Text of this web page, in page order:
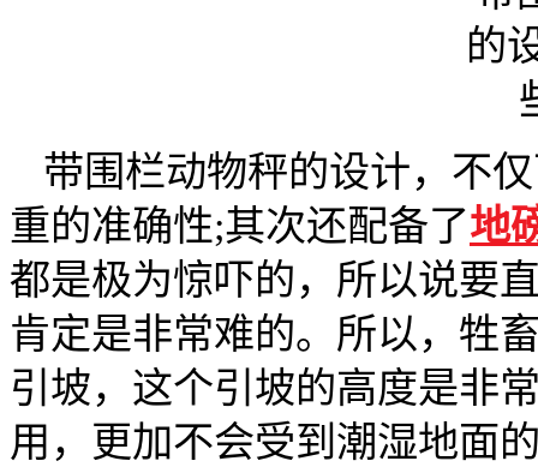
带围栏动物秤的设计，不
重的准确性;其次还配备了地
都是极为惊吓的，所以说要
肯定是非常难的。所以，牲
引坡，这个引坡的高度是非
用，更加不会受到潮湿地面